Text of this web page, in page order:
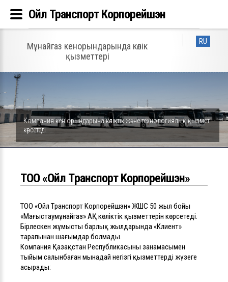
RU
Мұнайгаз кенорындарында көлік
қызметтері
Компания кен орындарына көліктік және технологиялық қызмет
көрсетеді
ТОО «Ойл Tранспорт Kорпорейшэн»
ТОО «Ойл Tранспорт Kорпорейшэн» ЖШС 50 жыл бойы
«Маңғыстаумұнайгаз» АҚ көліктік қызметтерін көрсетеді.
Бірлескен жұмыстың барлық жылдарында «Клиент»
тарапынан шағымдар болмады.
Компания Қазақстан Республикасының заңнамасымен
тыйым салынбаған мынадай негізгі қызметтерді жүзеге
асырады:
Ойл Транспорт Корпорейшэн